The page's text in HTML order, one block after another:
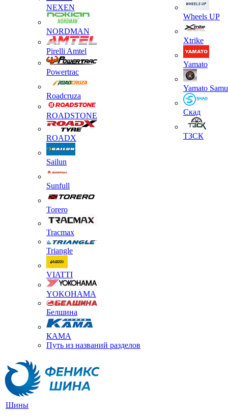
NEXEN
NORDMAN
Pirelli Amtel
Powertrac
Roadcruza
ROADSTONE
ROADX
Sailun
Sunfull
Torero
Tracmax
Triangle
VIATTI
YOKOHAMA
Белшина
КАМА
Путь из названий разделов
Wheels UP
Xtrike
Yamato
Yamato
Скад
ТЗСК
Шины